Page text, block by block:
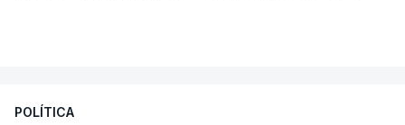
sistema mais simples, mais justo e transparente".
POLÍTICA